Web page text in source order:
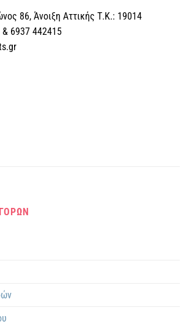
86, Άνοιξη Αττικής Τ.Κ.: 19014
6937 442415